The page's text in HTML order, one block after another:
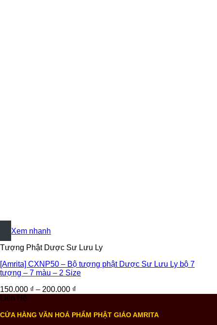
+
Xem nhanh
Tượng Phật Dược Sư Lưu Ly
[Amrita] CXNP50 – Bộ tượng phật Dược Sư Lưu Ly bộ 7
tượng – 7 màu – 2 Size
150.000 ₫ – 200.000 ₫
Liên Hệ
CỬA HÀNG VĂN HOÁ PHẨM PHẬT GIÁO AMRITA